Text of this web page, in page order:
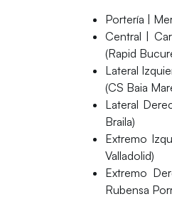
Portería |
Central |
(Rapid
Lateral
(CS Baia
Lateral
Braila)
Extremo
Valladolid)
Extremo
Rubensa